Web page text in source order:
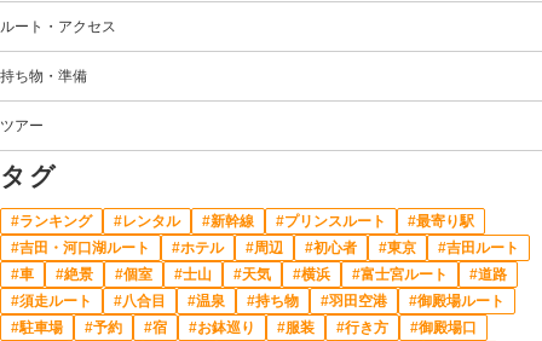
ルート・アクセス
持ち物・準備
ツアー
タグ
ランキング レンタル 新幹線 プリンスルート
最寄り駅
吉田・河口湖ルート
ホテル 周辺 初心者 東京
吉田ルート
車
絶景 個室 士山 天気 横浜 富士宮ルート
道路
須走ルート
八合目 温泉 持ち物 羽田空港
御殿場ルート
駐車場
予約 宿 お鉢巡り 服装 行き方
御殿場口